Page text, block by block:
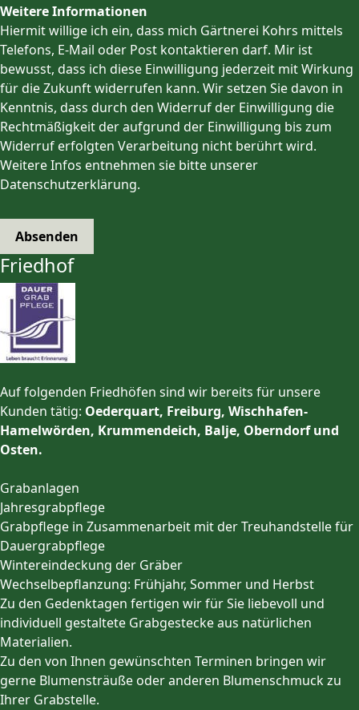
Weitere Informationen
Hiermit willige ich ein, dass mich Gärtnerei Kohrs mittels
Telefons, E-Mail oder Post kontaktieren darf. Mir ist
bewusst, dass ich diese Einwilligung jederzeit mit Wirkung
für die Zukunft widerrufen kann. Wir setzen Sie davon in
Kenntnis, dass durch den Widerruf der Einwilligung die
Rechtmäßigkeit der aufgrund der Einwilligung bis zum
Widerruf erfolgten Verarbeitung nicht berührt wird.
Weitere Infos entnehmen sie bitte unserer
Datenschutzerklärung.
Absenden
Friedhof
Auf folgenden Friedhöfen sind wir bereits für unsere
Kunden tätig: Oederquart, Freiburg, Wischhafen-
Hamelwörden, Krummendeich, Balje, Oberndorf und
Osten.
Grabanlagen
Jahresgrabpflege
Grabpflege in Zusammenarbeit mit der Treuhandstelle für
Dauergrabpflege
Wintereindeckung der Gräber
Wechselbepflanzung: Frühjahr, Sommer und Herbst
Zu den Gedenktagen fertigen wir für Sie liebevoll und
individuell gestaltete Grabgestecke aus natürlichen
Materialien.
Zu den von Ihnen gewünschten Terminen bringen wir
gerne Blumensträuße oder anderen Blumenschmuck zu
Ihrer Grabstelle.